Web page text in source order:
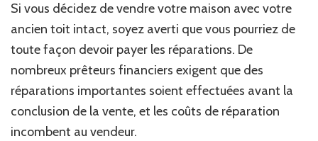
Si vous décidez de vendre votre maison avec votre
ancien toit intact, soyez averti que vous pourriez de
toute façon devoir payer les réparations. De
nombreux prêteurs financiers exigent que des
réparations importantes soient effectuées avant la
conclusion de la vente, et les coûts de réparation
incombent au vendeur.